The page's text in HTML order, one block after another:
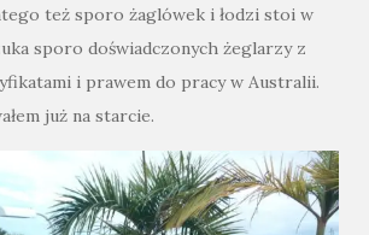
też sporo żaglówek i łodzi stoi w
sporo doświadczonych żeglarzy z
i prawem do pracy w Australii.
już na starcie.